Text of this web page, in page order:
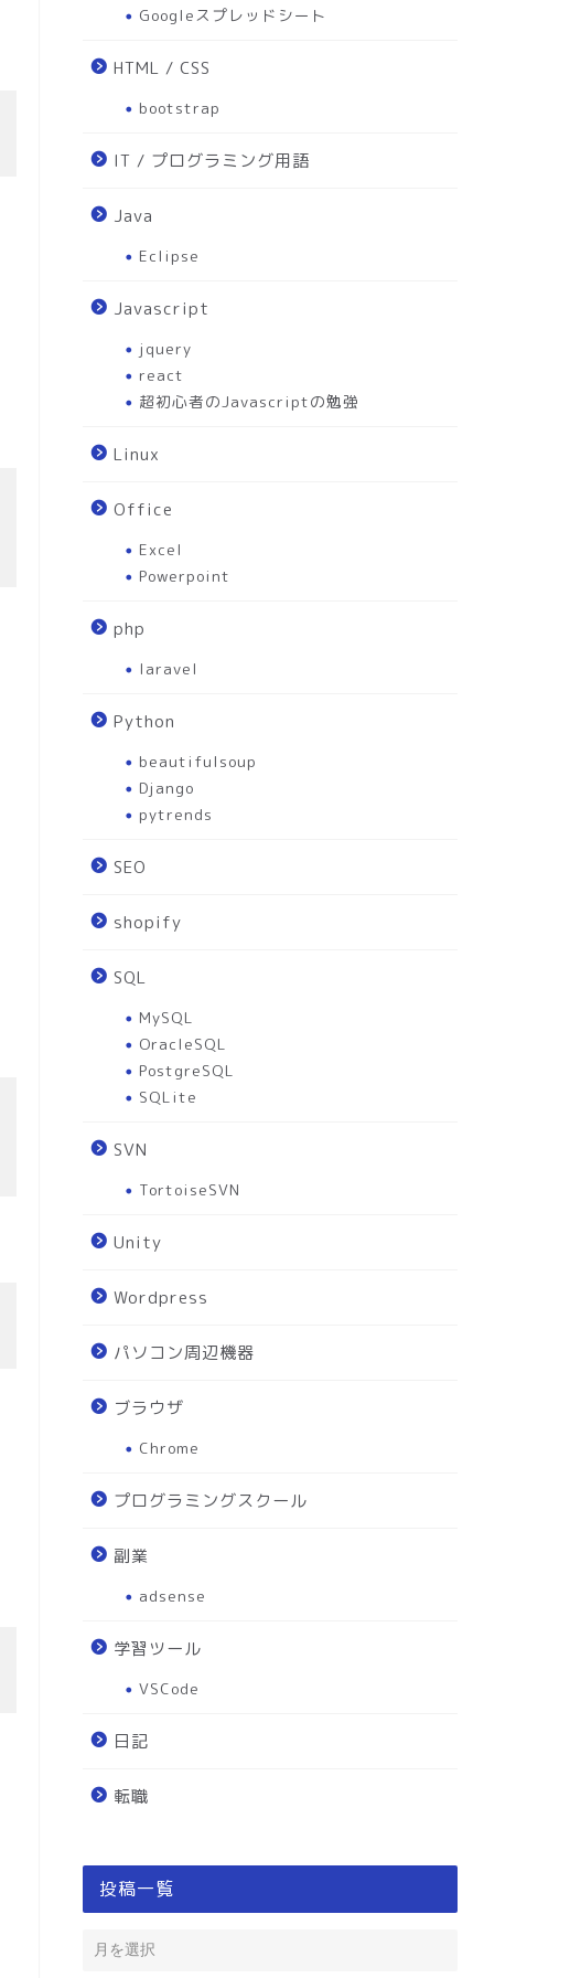
Googleスプレッドシート
HTML / CSS
bootstrap
IT / プログラミング用語
Java
Eclipse
Javascript
jquery
react
超初心者のJavascriptの勉強
Linux
Office
Excel
Powerpoint
php
laravel
Python
beautifulsoup
Django
pytrends
SEO
shopify
SQL
MySQL
OracleSQL
PostgreSQL
SQLite
SVN
TortoiseSVN
Unity
Wordpress
パソコン周辺機器
ブラウザ
Chrome
プログラミングスクール
副業
adsense
学習ツール
VSCode
日記
転職
投稿一覧